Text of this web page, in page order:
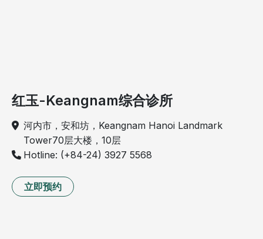
红玉-Keangnam综合诊所
河内市，安和坊，Keangnam Hanoi Landmark
Tower70层大楼，10层
Hotline: (+84-24) 3927 5568
立即预约